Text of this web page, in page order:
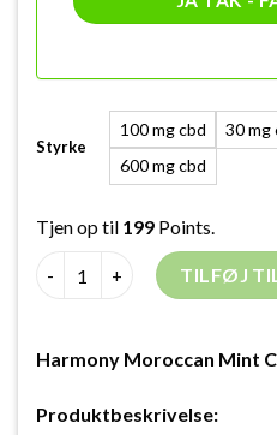
Styrke
100 mg cbd 30 mg
600 mg cbd
Tjen op til 199 Points.
Harmony Moroccan Mint
TILFØJ
Harmony Moroccan Mint
Produktbeskrivelse: